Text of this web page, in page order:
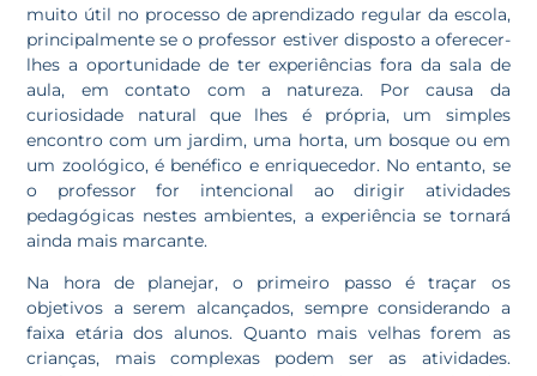
muito útil no processo de aprendizado regular da escola,
principalmente se o professor estiver disposto a oferecer-
lhes a oportunidade de ter experiências fora da sala de
aula, em contato com a natureza. Por causa da
curiosidade natural que lhes é própria, um simples
encontro com um jardim, uma horta, um bosque ou em
um zoológico, é benéfico e enriquecedor. No entanto, se
o professor for intencional ao dirigir atividades
pedagógicas nestes ambientes, a experiência se tornará
ainda mais marcante.
Na hora de planejar, o primeiro passo é traçar os
objetivos a serem alcançados, sempre considerando a
faixa etária dos alunos. Quanto mais velhas forem as
crianças, mais complexas podem ser as atividades.